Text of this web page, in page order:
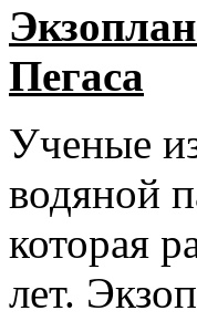
Пегаса
Ученые
водяной
которая
лет.